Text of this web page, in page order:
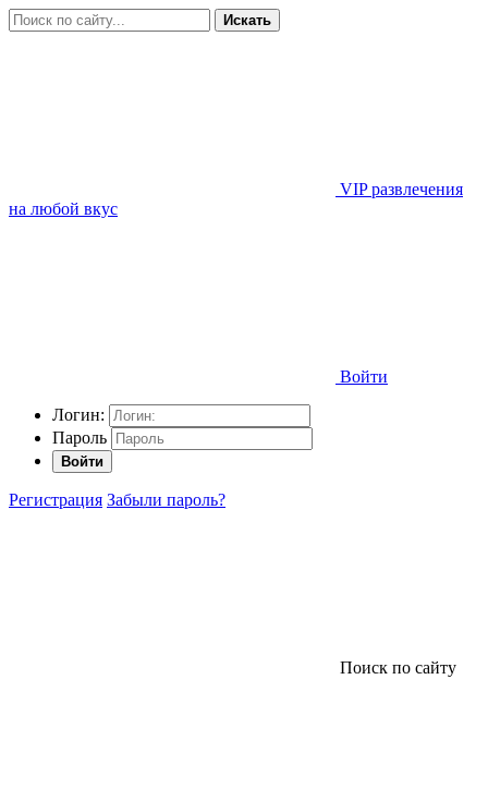
Искать
VIP развлечения
на любой вкус
Войти
Логин:
Пароль
Войти
Регистрация Забыли пароль?
Поиск по сайту